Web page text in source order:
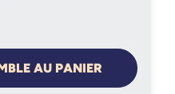
AU PANIER